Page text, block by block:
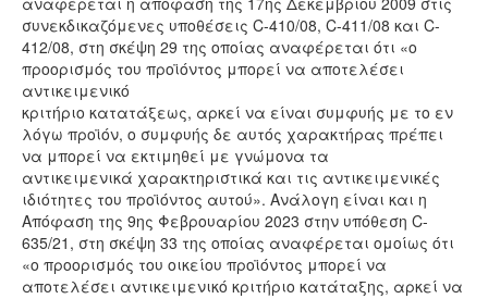
συνεκδικαζόμενες υποθέσεις C-410/08, C-411/08 και C-
412/08, στη σκέψη 29 της οποίας αναφέρεται ότι «ο
προορισμός του προϊόντος μπορεί να αποτελέσει
αντικειμενικό
κριτήριο κατατάξεως, αρκεί να είναι συμφυής με το εν
λόγω προϊόν, ο συμφυής δε αυτός χαρακτήρας πρέπει
να μπορεί να εκτιμηθεί με γνώμονα τα
αντικειμενικά χαρακτηριστικά και τις αντικειμενικές
ιδιότητες του προϊόντος αυτού». Ανάλογη είναι και η
Απόφαση της 9ης Φεβρουαρίου 2023 στην υπόθεση C-
635/21, στη σκέψη 33 της οποίας αναφέρεται ομοίως ότι
«ο προορισμός του οικείου προϊόντος μπορεί να
αποτελέσει αντικειμενικό κριτήριο κατάταξης, αρκεί να